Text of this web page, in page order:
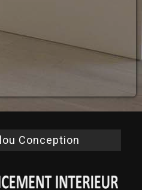
Conception